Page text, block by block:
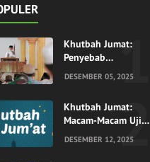
Khutbah Jumat:
Penyebab
Datangnya Bencana
DESEMBER 05, 2025
Khutbah Jumat:
Macam-Macam Ujian
Menurut Al-Quran
DESEMBER 12, 2025